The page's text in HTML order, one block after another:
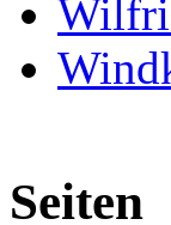
Seiten